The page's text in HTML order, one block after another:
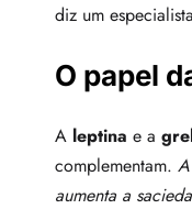
diz um
O papel
A leptina e a
complementam.
aumenta a